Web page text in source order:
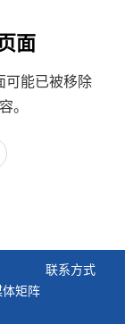
面
可能已被移除
。
联系方式
体矩阵